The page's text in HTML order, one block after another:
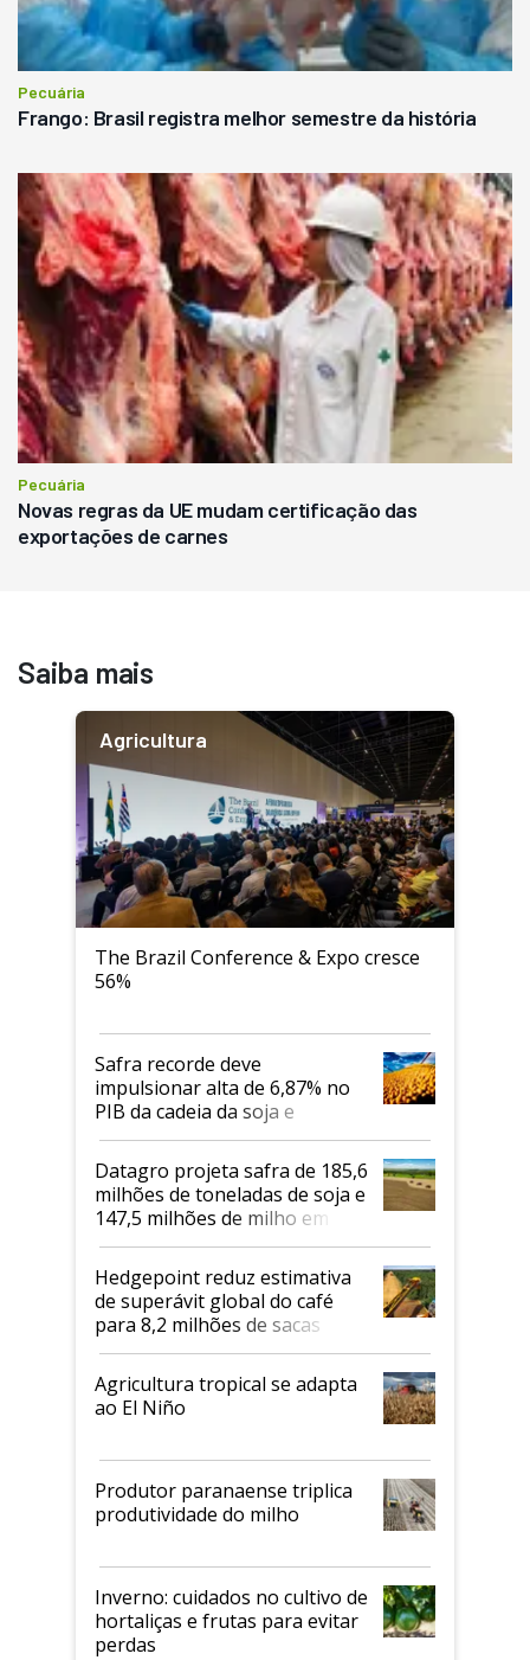
Pecuária
Frango: Brasil registra melhor semestre da história
Pecuária
Novas regras da UE mudam certificação das
exportações de carnes
Saiba mais
Agricultura
The Brazil Conference & Expo cresce
56%
Safra recorde deve
impulsionar alta de 6,87% no
PIB da cadeia da soja e
biodiesel em 2026
Datagro projeta safra de 185,6
milhões de toneladas de soja e
147,5 milhões de milho em
2026/27
Hedgepoint reduz estimativa
de superávit global do café
para 8,2 milhões de sacas
Agricultura tropical se adapta
ao El Niño
Produtor paranaense triplica
produtividade do milho
Inverno: cuidados no cultivo de
hortaliças e frutas para evitar
perdas